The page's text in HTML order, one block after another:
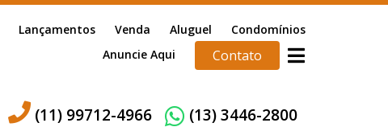
Lançamentos Venda Aluguel
Condomínios
Anuncie Aqui
Contato
(11) 99712-4966 (13) 3446-2800